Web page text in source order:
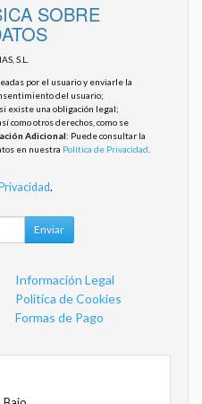
SOBRE
S.L.
por el usuario y enviarle la
del usuario;
existe una obligación legal;
como otros derechos, como se
Adicional: Puede consultar la
en nuestra Política de Privacidad
.
Enviar
Información Legal
Política de Cookies
Formas de Pago